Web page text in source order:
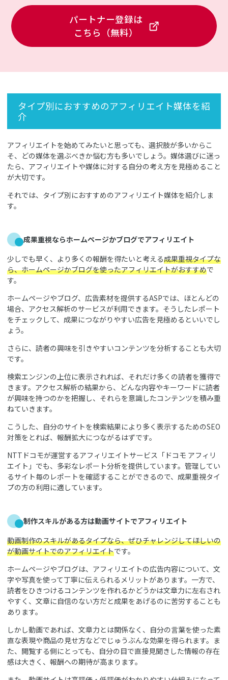
パートナー登録は
こちら（無料）
タイプ別におすすめのアフィリエイト媒体を紹
介
アフィリエイトを始めてみたいと思っても、選択肢が多いからこ
そ、どの媒体を選ぶべきか悩む方も多いでしょう。媒体選びに迷っ
たら、アフィリエイトや媒体に対する自分の考え方を見極めること
が大切です。
それでは、タイプ別におすすめのアフィリエイト媒体を紹介しま
す。
成果重視ならホームページかブログでアフィリエイト
少しでも早く、より多くの報酬を得たいと考える成果重視タイプな
ら、ホームページかブログを使ったアフィリエイトがおすすめで
す。
ホームページやブログ、広告素材を提供するASPでは、ほとんどの
場合、アクセス解析のサービスが利用できます。そうしたレポート
をチェックして、成果につながりやすい広告を見極めるといいでし
ょう。
さらに、読者の興味を引きやすいコンテンツを分析することも大切
です。
検索エンジンの上位に表示されれば、それだけ多くの読者を獲得で
きます。アクセス解析の結果から、どんな内容やキーワードに読者
が興味を持つのかを把握し、それらを意識したコンテンツを積み重
ねていきます。
こうした、自分のサイトを検索結果により多く表示するためのSEO
対策をとれば、報酬拡大につながるはずです。
NTTドコモが運営するアフィリエイトサービス「ドコモ アフィリ
エイト」でも、多彩なレポート分析を提供しています。管理してい
るサイト毎のレポートを確認することができるので、成果重視タイ
プの方の利用に適しています。
制作スキルがある方は動画サイトでアフィリエイト
動画制作のスキルがあるタイプなら、ぜひチャレンジしてほしいの
が動画サイトでのアフィリエイトです。
ホームページやブログは、アフィリエイトの広告内容について、文
字や写真を使って丁寧に伝えられるメリットがあります。一方で、
読者をひきつけるコンテンツを作れるかどうかは文章力に左右され
やすく、文章に自信のない方だと成果をあげるのに苦労することも
あります。
しかし動画であれば、文章力とは関係なく、自分の言葉を使った素
直な表現や商品の見せ方などでじゅうぶんな効果を得られます。ま
た、閲覧する側にとっても、自分の目で直接見聞きした情報の存在
感は大きく、報酬への期待が高まります。